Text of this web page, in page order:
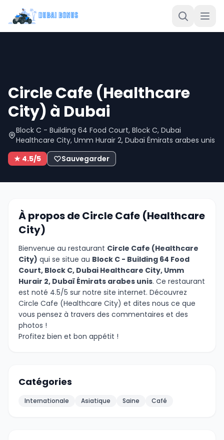
Circle Cafe (Healthcare
City) à Dubai
Block C - Building 64 Food Court, Block C, Dubai
Healthcare City, Umm Hurair 2, Dubaï Émirats arabes unis
★ 4.5/5
Sauvegarder
À propos de Circle Cafe (Healthcare
City)
Bienvenue au restaurant Circle Cafe (Healthcare
City) qui se situe au Block C - Building 64 Food
Court, Block C, Dubai Healthcare City, Umm
Hurair 2, Dubaï Émirats arabes unis. Ce restaurant
est noté 4.5/5 sur notre site internet. Découvrez
Circle Cafe (Healthcare City) et dites nous ce que
vous pensez à travers des commentaires et des
photos !
Profitez bien et bon appétit !
Catégories
Internationale Asiatique Saine Café